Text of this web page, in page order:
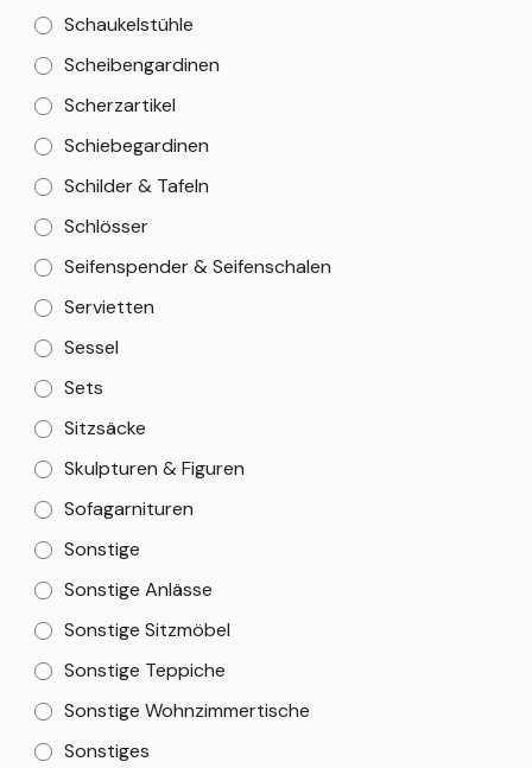
Schaukelstühle
Scheibengardinen
Scherzartikel
Schiebegardinen
Schilder & Tafeln
Schlösser
Seifenspender & Seifenschalen
Servietten
Sessel
Sets
Sitzsäcke
Skulpturen & Figuren
Sofagarnituren
Sonstige
Sonstige Anlässe
Sonstige Sitzmöbel
Sonstige Teppiche
Sonstige Wohnzimmertische
Sonstiges